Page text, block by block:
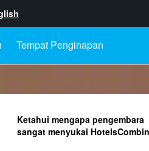
Tempat Penginapan
Ketahui mengapa pengembara
sangat menyukai